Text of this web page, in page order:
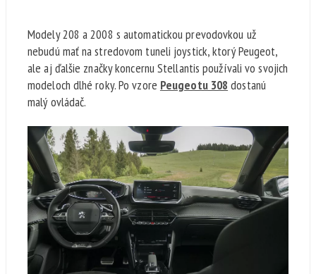
Modely 208 a 2008 s automatickou prevodovkou už
nebudú mať na stredovom tuneli joystick, ktorý Peugeot,
ale aj ďalšie značky koncernu Stellantis používali vo svojich
modeloch dlhé roky. Po vzore Peugeotu 308 dostanú
malý ovládač.